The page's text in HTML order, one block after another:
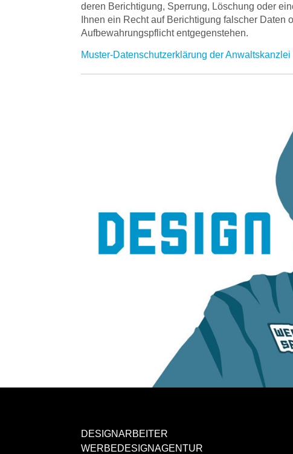
deren Berichtigung, Sperrung, Löschung oder
Ihnen ein Recht auf Berichtigung falscher
Aufbewahrungspflicht entgegenstehen.
Muster-Datenschutzerklärung der
DESIGNARBEITER
WERBEDESIGNAGENTUR